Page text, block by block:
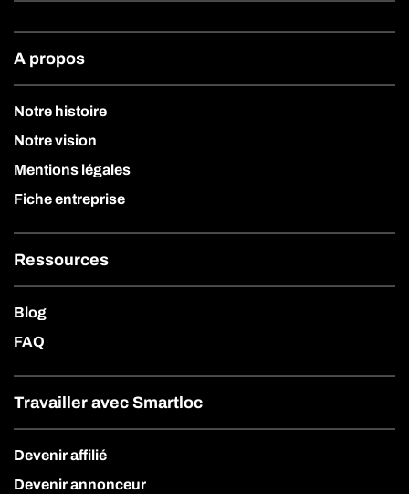
A propos
Notre histoire
Notre vision
Mentions légales
Fiche entreprise
Ressources
Blog
FAQ
Travailler avec Smartloc
Devenir affilié
Devenir annonceur